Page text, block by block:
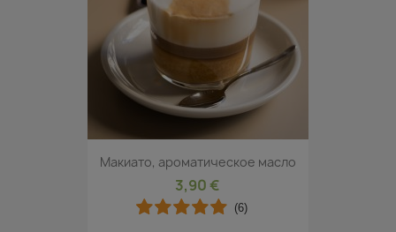
Макиато, ароматическое масло
3,90 €
(6)